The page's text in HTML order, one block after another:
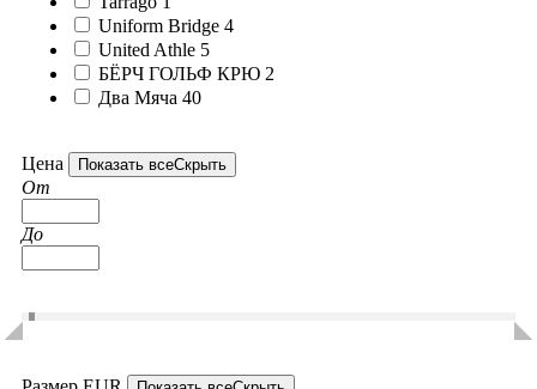
Uniform Bridge 4
United Athle 5
БЁРЧ ГОЛЬФ КРЮ 2
Два Мяча 40
Цена Показать всеСкрыть
От
До